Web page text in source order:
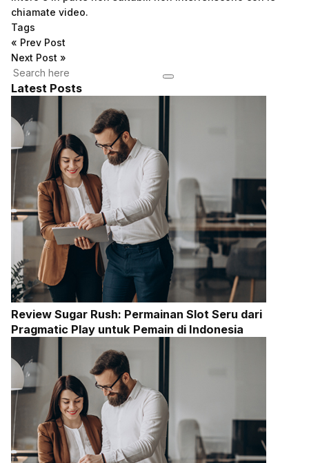
chiamate video.
Tags
« Prev Post
Next Post »
Latest Posts
Review Sugar Rush: Permainan Slot Seru dari
Pragmatic Play untuk Pemain di Indonesia